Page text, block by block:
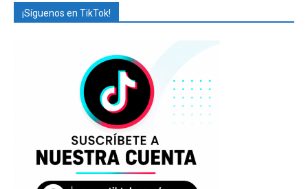
¡Síguenos en TikTok!